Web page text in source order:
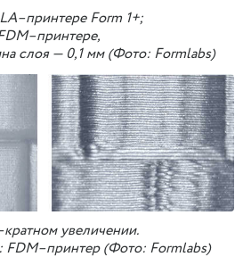
Form 1+;
слоя — 0,1 мм (Фото: Formlabs)
увеличении.
FDM–принтер (Фото: Formlabs)